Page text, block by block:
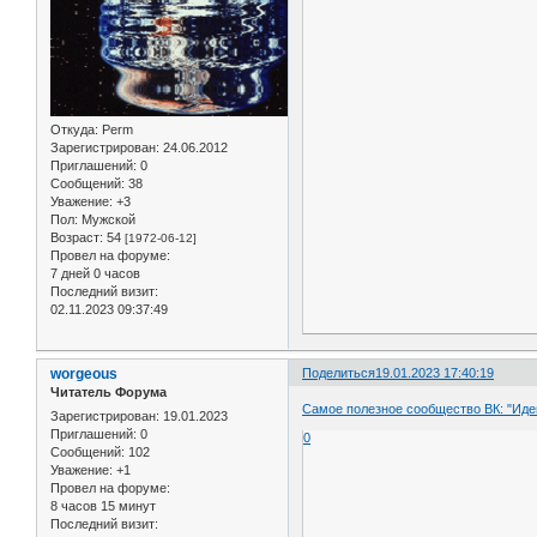
Откуда: Perm
Зарегистрирован: 24.06.2012
Приглашений: 0
Сообщений: 38
Уважение: +3
Пол: Мужской
Возраст: 54 [1972-06-12]
Провел на форуме:
7 дней 0 часов
Последний визит:
02.11.2023 09:37:49
Поделиться19.01.2023 17:40:19
worgeous
Читатель Форума
Зарегистрирован: 19.01.2023
Приглашений: 0
Сообщений: 102
Уважение: +1
Провел на форуме:
8 часов 15 минут
Последний визит:
Самое полезное сообщество ВК:
0